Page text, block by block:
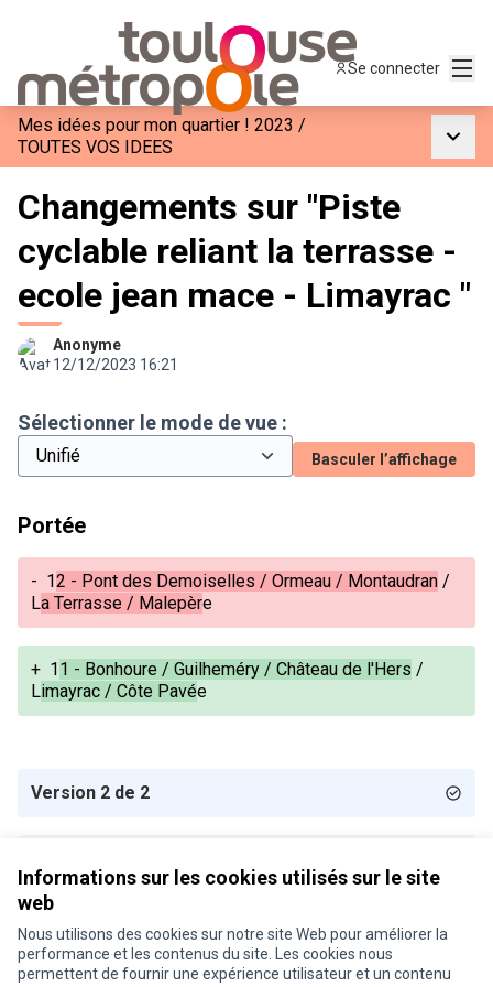
Informations sur les cookies utilisés sur le site
web
Nous utilisons des cookies sur notre site Web pour améliorer la
performance et les contenus du site. Les cookies nous
permettent de fournir une expérience utilisateur et un contenu
Se connecter
Mes idées pour mon quartier ! 2023 /
TOUTES VOS IDEES
Changements sur "Piste
cyclable reliant la terrasse -
ecole jean mace - Limayrac "
Anonyme
12/12/2023 16:21
Sélectionner le mode de vue :
Basculer l’affichage
Portée
- 12 - Pont des Demoiselles / Ormeau / Montaudran /
La Terrasse / Malepère
+ 11 - Bonhoure / Guilheméry / Château de l'Hers /
Limayrac / Côte Pavée
Version 2 de 2
Conditions d'utilisation
Paramètres des cookies
Je participe ! sur X
Je participe ! sur Facebook
Je participe ! sur Instagram